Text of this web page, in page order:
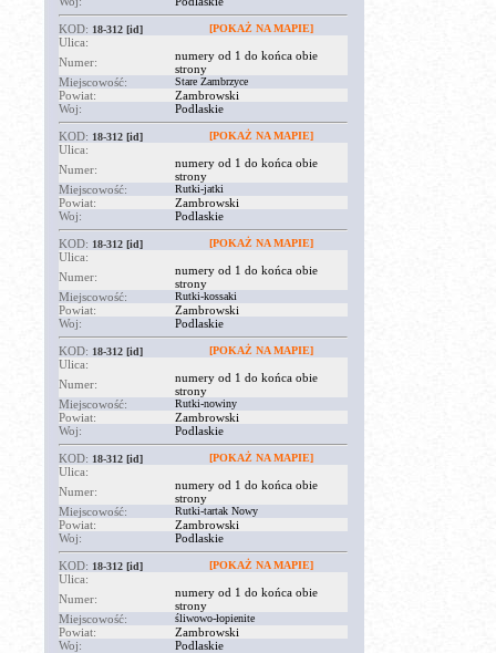
KOD: 18-312 [id] [POKAŻ NA MAPIE]
Ulica:
Numer:
numery od 1 do końca obie
strony
Miejscowość:
Stare Zambrzyce
Powiat:
Zambrowski
Woj:
Podlaskie
KOD: 18-312 [id] [POKAŻ NA MAPIE]
Ulica:
Numer:
numery od 1 do końca obie
strony
Miejscowość:
Rutki-jatki
Powiat:
Zambrowski
Woj:
Podlaskie
KOD: 18-312 [id] [POKAŻ NA MAPIE]
Ulica:
Numer:
numery od 1 do końca obie
strony
Miejscowość:
Rutki-kossaki
Powiat:
Zambrowski
Woj:
Podlaskie
KOD: 18-312 [id] [POKAŻ NA MAPIE]
Ulica:
Numer:
numery od 1 do końca obie
strony
Miejscowość:
Rutki-nowiny
Powiat:
Zambrowski
Woj:
Podlaskie
KOD: 18-312 [id] [POKAŻ NA MAPIE]
Ulica:
Numer:
numery od 1 do końca obie
strony
Miejscowość:
Rutki-tartak Nowy
Powiat:
Zambrowski
Woj:
Podlaskie
KOD: 18-312 [id] [POKAŻ NA MAPIE]
Ulica:
Numer:
numery od 1 do końca obie
strony
Miejscowość:
śliwowo-łopienite
Powiat:
Zambrowski
Woj:
Podlaskie